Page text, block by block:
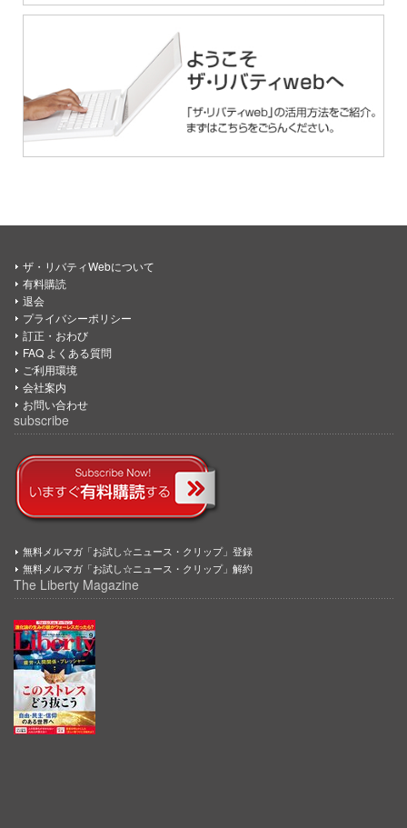
ザ・リバティWebについて
有料購読
退会
プライバシーポリシー
訂正・おわび
FAQ よくある質問
ご利用環境
会社案内
お問い合わせ
subscribe
無料メルマガ「お試し☆ニュース・クリップ」登録
無料メルマガ「お試し☆ニュース・クリップ」解約
The Liberty Magazine